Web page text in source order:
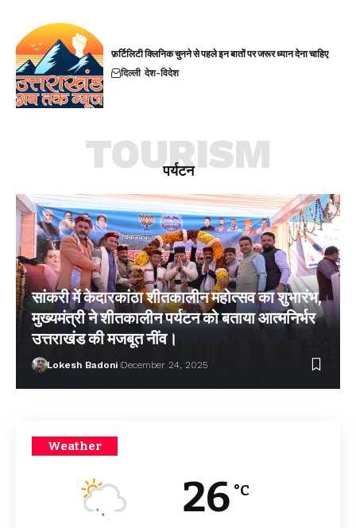
फ़र्टिलिटी क्लिनिक चुनने से पहले इन बातों पर जरूर ध्यान देना चाहिए
दिल्ली देश-विदेश
पर्यटन
TOURISM
सांकरी में केदारकांठा शीतकालीन महोत्सव का शुभारंभ,
मुख्यमंत्री ने शीतकालीन पर्यटन को बताया आत्मनिर्भर
उत्तराखंड की मजबूत नींव।
Lokesh Badoni December 24, 2025
Weather
26 °C